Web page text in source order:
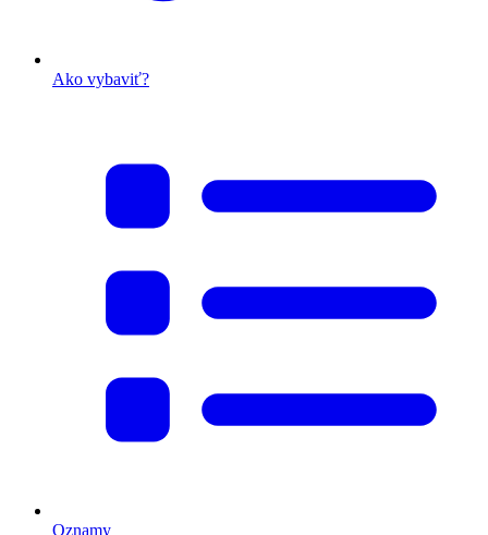
Ako vybaviť?
Oznamy